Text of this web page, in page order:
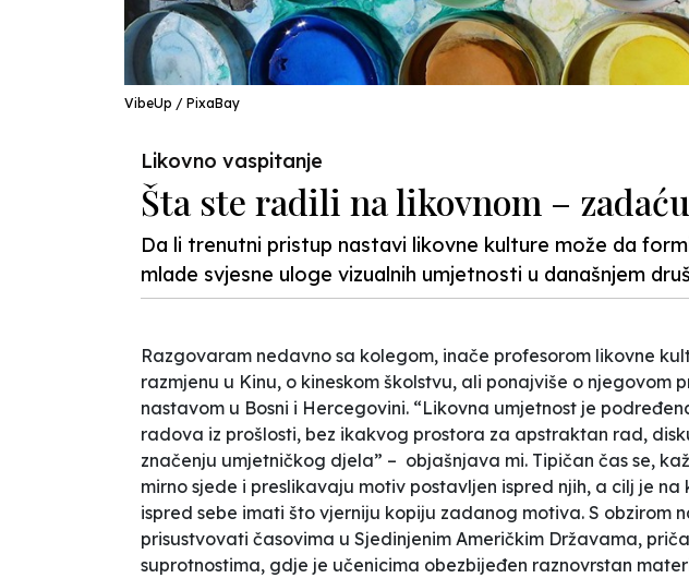
VibeUp / PixaBay
Likovno vaspitanje
Šta ste radili na likovnom –
Da li trenutni pristup nastavi likovne kulture može da
mlade svjesne uloge vizualnih umjetnosti u današnjem
Razgovaram nedavno sa kolegom, inače profesorom likovne
razmjenu u Kinu, o kineskom školstvu, ali ponajviše o njegovom
nastavom u Bosni i Hercegovini. “Likovna umjetnost je
radova iz prošlosti, bez ikakvog prostora za apstraktan rad,
značenju umjetničkog djela” – objašnjava mi. Tipičan čas se,
mirno sjede i preslikavaju motiv postavljen ispred njih, a cilj je
ispred sebe imati što vjerniju kopiju zadanog motiva. S obzirom
prisustvovati časovima u Sjedinjenim Američkim Državama,
suprotnostima, gdje je učenicima obezbijeđen raznovrstan